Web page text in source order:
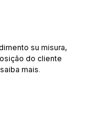
su misura,
do cliente
saiba mais.